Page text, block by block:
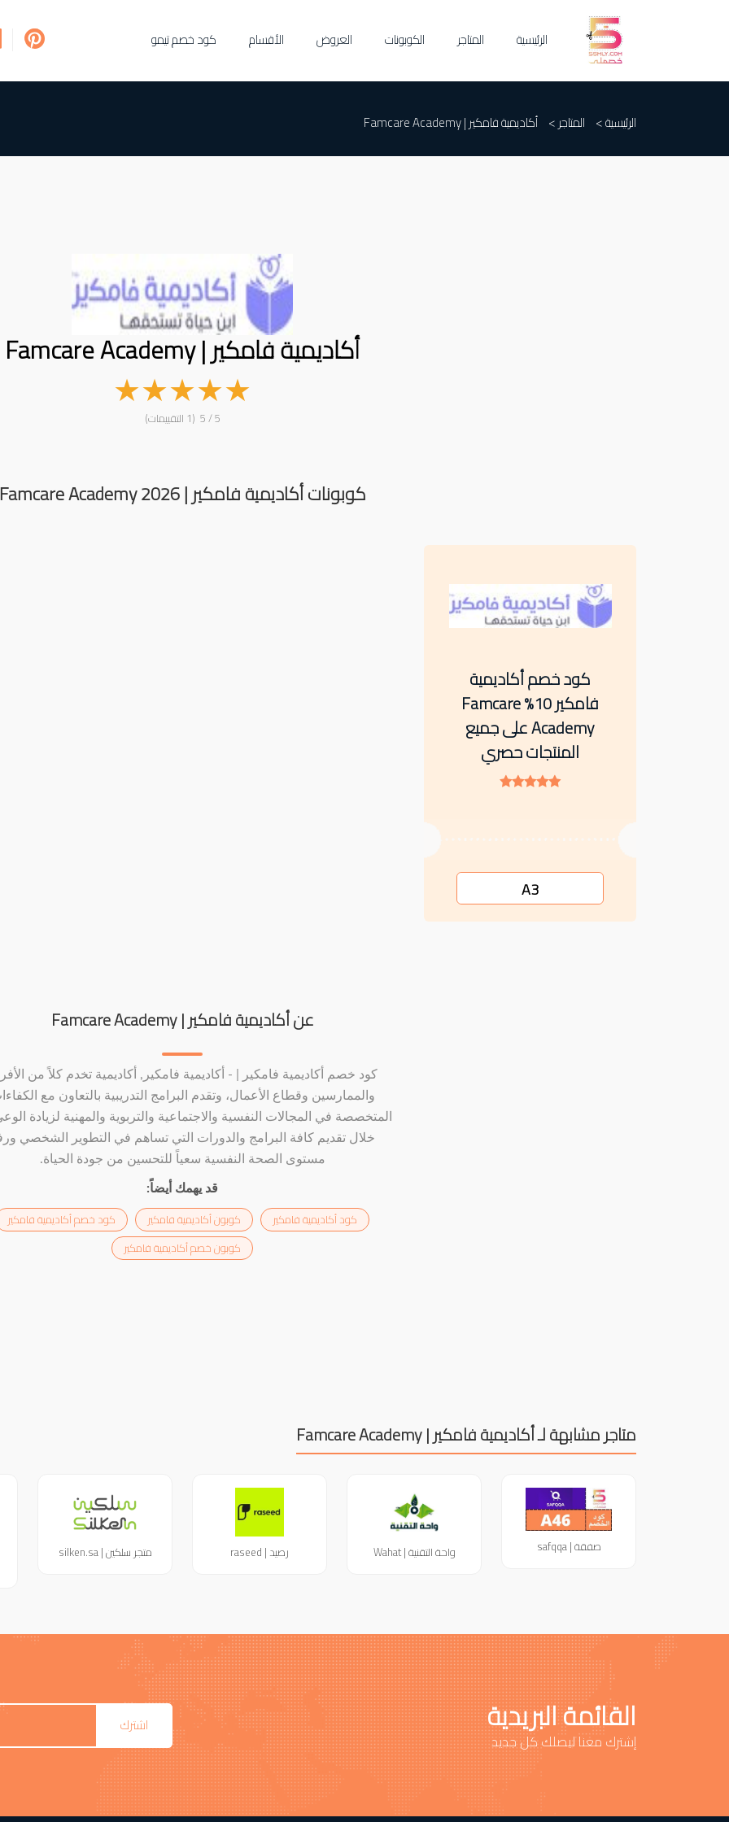
الرئيسية المتاجر الكوبونات العروض الأقسام كود خصم تيمو
الرئيسية > المتاجر > أكاديمية فامكير | Famcare Academy
أكاديمية فامكير | Famcare Academy
★
★
★
★
★ 5 / 5 (1 التقييمات)
كوبونات أكاديمية فامكير | Famcare Academy 2026
كود خصم أكاديمية
فامكير 10% Famcare
Academy على جميع
المنتجات حصري
A3
عن أكاديمية فامكير | Famcare Academy
كود خصم أكاديمية فامكير | - أكاديمية فامكير, أكاديمية تخدم كلاً من
والممارسين وقطاع الأعمال، وتقدم البرامج التدريبية بالتعاون مع
المتخصصة في المجالات النفسية والاجتماعية والتربوية والمهنية لزيادة
خلال تقديم كافة البرامج والدورات التي تساهم في التطوير الشخصي
مستوى الصحة النفسية سعياً للتحسين من جودة الحياة.
قد يهمك أيضاً:
كود أكاديمية فامكير كوبون أكاديمية فامكير
كود خصم أكاديمية فامكير
كوبون خصم أكاديمية فامكير
متاجر مشابهة لـ أكاديمية فامكير | Famcare Academy
صفقة | safqqa واحة التقنية | Wahat رصيد | raseed متجر سلكين | silken.sa
القائمة البريدية
إشترك معنا ليصلك كل جديد
اشترك